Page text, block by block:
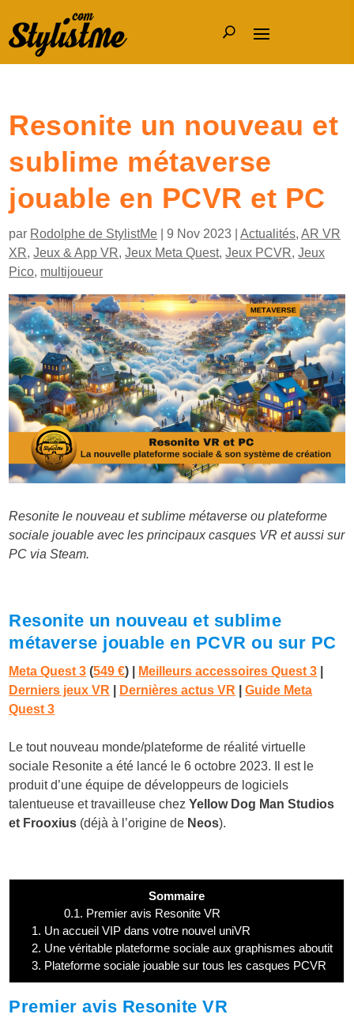
Resonite un nouveau et
sublime métaverse
jouable en PCVR et PC
par Rodolphe de StylistMe |9 Nov 2023 |Actualités,AR VR
XR,Jeux & App VR,Jeux Meta Quest,Jeux PCVR,Jeux
Pico, multijoueur
Resonite le nouveau et sublime métaverse ou plateforme
sociale jouable avec les principaux casques VR et aussi sur
PC via Steam.
Resonite un nouveau et sublime
métaverse jouable en PCVR ou sur PC
Meta Quest 3 (549 €) Meilleurs accessoires Quest 3
Derniers jeux VR
Dernières actus VR |Guide Meta
Quest 3
Le tout nouveau monde/plateforme de réalité virtuelle
sociale Resonite a été lancé le 6 octobre 2023. Il est le
produit d’une équipe de développeurs de logiciels
talentueuse et travailleuse chezYellow Dog Man Studios
et Frooxius (déjà à l’origine de Neos).
Sommaire
0.1. Premier avis Resonite VR
1. Un accueil VIP dans votre nouvel uniVR
2. Une véritable plateforme sociale aux graphismes aboutit
3. Plateforme sociale jouable sur tous les casques PCVR
Premier avis Resonite VR